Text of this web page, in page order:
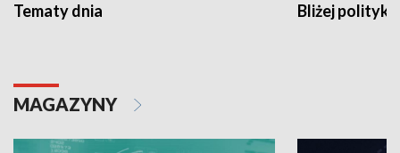
Tematy dnia Bliżej polityki
MAGAZYNY